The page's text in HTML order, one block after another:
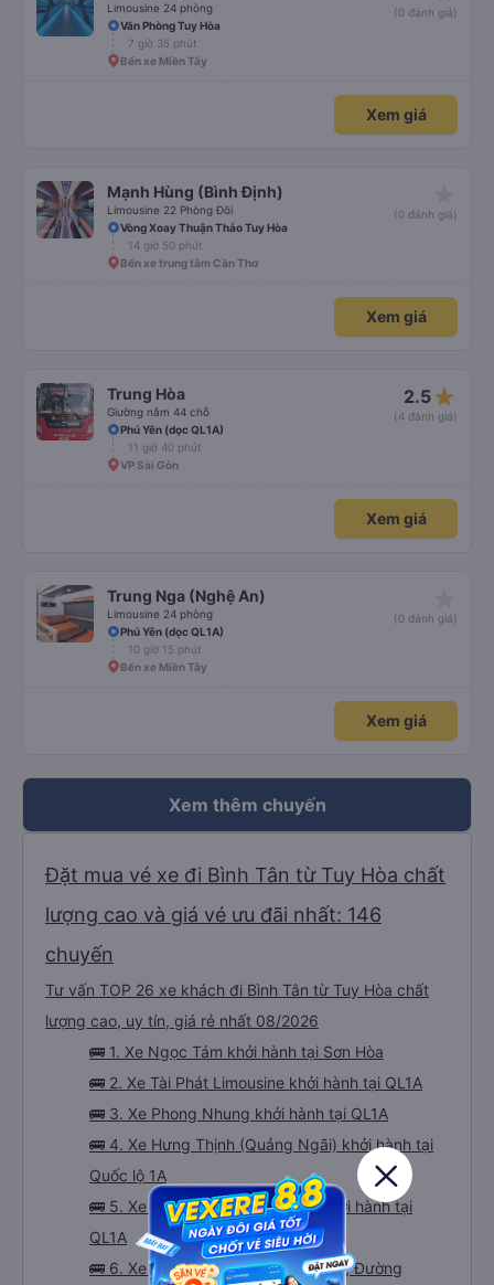
Limousine 24 phòng
(0 đánh giá)
Văn Phòng Tuy Hòa
7 giờ 35 phút
Bến xe Miền Tây
Xem giá
Mạnh Hùng (Bình Định)
Limousine 22 Phòng Đôi
(0 đánh giá)
Vòng Xoay Thuận Thảo Tuy Hòa
14 giờ 50 phút
Bến xe trung tâm Cần Thơ
Xem giá
Trung Hòa
Giường nằm 44 chỗ
2.5 star_rate
(4 đánh giá)
Phú Yên (dọc QL1A)
11 giờ 40 phút
VP Sài Gòn
Xem giá
Trung Nga (Nghệ An)
Limousine 24 phòng
(0 đánh giá)
Phú Yên (dọc QL1A)
10 giờ 15 phút
Bến xe Miền Tây
Xem giá
Xem thêm chuyến
Đặt mua vé xe đi Bình Tân từ Tuy Hòa chất
lượng cao và giá vé ưu đãi nhất: 146
chuyến
Tư vấn TOP 26 xe khách đi Bình Tân từ Tuy Hòa chất
lượng cao, uy tín, giá rẻ nhất 08/2026
🚌 1. Xe Ngọc Tám khởi hành tại Sơn Hòa
🚌 2. Xe Tài Phát Limousine khởi hành tại QL1A
🚌 3. Xe Phong Nhung khởi hành tại QL1A
🚌 4. Xe Hưng Thịnh (Quảng Ngãi) khởi hành tại
Quốc lộ 1A
🚌 5. Xe Quốc Phong Limousine khởi hành tại
QL1A
🚌 6. Xe Phúc Yên khởi hành tại 507, Đường